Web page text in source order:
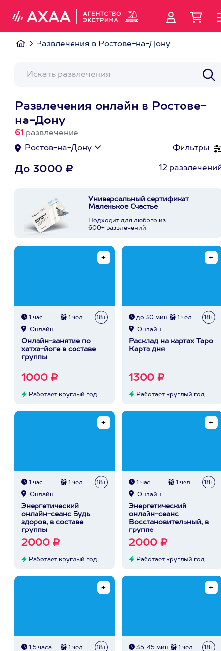
Развлечения в Ростове-на-Дону
Развлечения онлайн в Ростове-
на-Дону
61 развлечение
Фильтры
Ростов-на-Дону
До 3000 ₽ 12
Универсальный сертификат
Маленькое Счастье
Подходит для любого из
600+ развлечений
1 час 1 чел 18+
Онлайн
Онлайн-занятие по
хатха-йоге в составе
группы
1000 ₽
Работает круглый год
до 30 мин 1 чел 18+
Онлайн
Расклад на картах Таро
Карта дня
1300 ₽
Работает круглый год
1 час 1 чел 18+
Онлайн
Энергетический
онлайн-сеанс Будь
здоров, в составе
группы
2000 ₽
Работает круглый год
1 час 1 чел 18+
Онлайн
Энергетический
онлайн-сеанс
Восстановительный, в
группе
2000 ₽
Работает круглый год
1,5 часа 1 чел 18+ 35-45 мин 1 чел 18+